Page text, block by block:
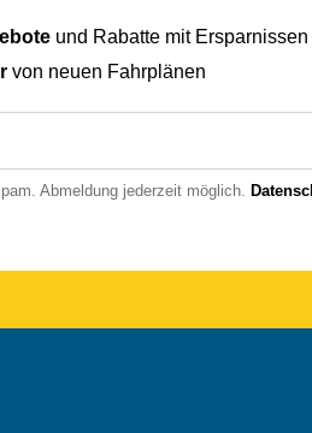
und Rabatte mit
von neuen Fahrplänen
Abmeldung jederzeit möglich.